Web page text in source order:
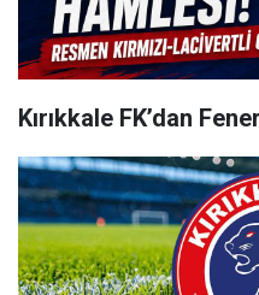
Kırıkkale FK’dan